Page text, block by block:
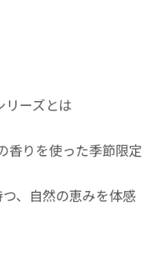
リーズとは
香りを使った季節限定
、 自然の恵みを体感